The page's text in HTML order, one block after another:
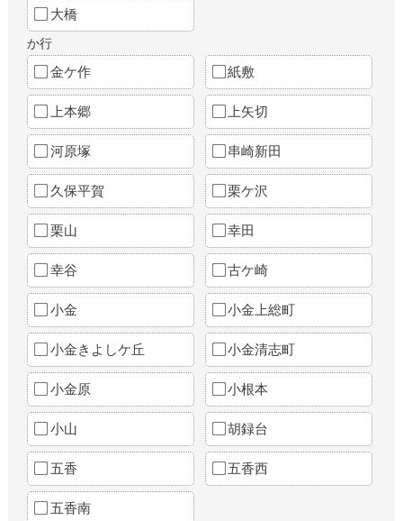
大橋
か行
金ケ作 紙敷
上本郷 上矢切
河原塚 串崎新田
久保平賀 栗ケ沢
栗山 幸田
幸谷 古ケ崎
小金 小金上総町
小金きよしケ丘 小金清志町
小金原 小根本
小山 胡録台
五香 五香西
五香南